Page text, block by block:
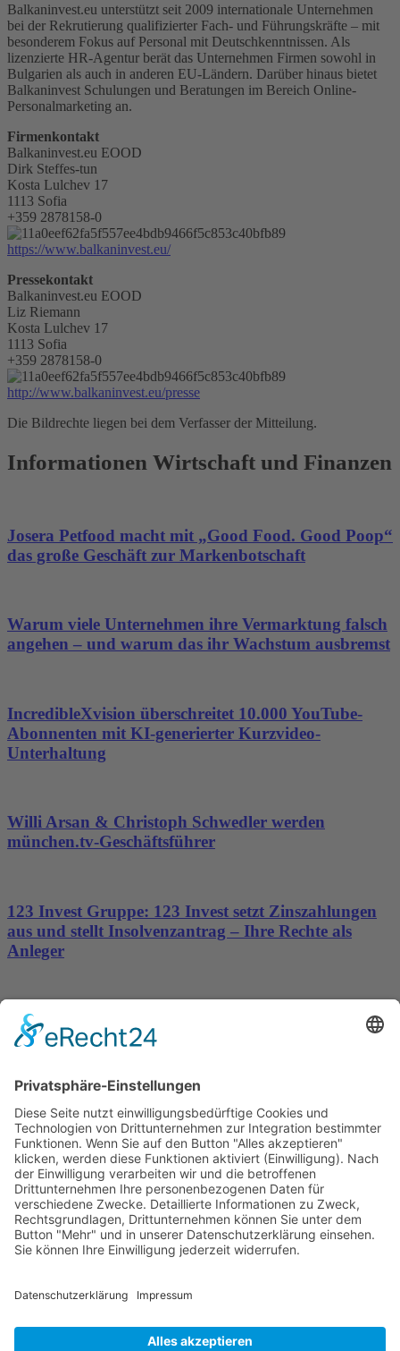
Balkaninvest.eu unterstützt seit 2009 internationale Unternehmen
bei der Rekrutierung qualifizierter Fach- und Führungskräfte – mit
besonderem Fokus auf Personal mit Deutschkenntnissen. Als
lizenzierte HR-Agentur berät das Unternehmen Firmen sowohl in
Bulgarien als auch in anderen EU-Ländern. Darüber hinaus bietet
Balkaninvest Schulungen und Beratungen im Bereich Online-
Personalmarketing an.
Firmenkontakt
Balkaninvest.eu EOOD
Dirk Steffes-tun
Kosta Lulchev 17
1113 Sofia
+359 2878158-0
https://www.balkaninvest.eu/
Pressekontakt
Balkaninvest.eu EOOD
Liz Riemann
Kosta Lulchev 17
1113 Sofia
+359 2878158-0
http://www.balkaninvest.eu/presse
Die Bildrechte liegen bei dem Verfasser der Mitteilung.
Informationen Wirtschaft und Finanzen
Josera Petfood macht mit „Good Food. Good Poop“
das große Geschäft zur Markenbotschaft
Warum viele Unternehmen ihre Vermarktung falsch
angehen – und warum das ihr Wachstum ausbremst
IncredibleXvision überschreitet 10.000 YouTube-
Abonnenten mit KI-generierter Kurzvideo-
Unterhaltung
Willi Arsan & Christoph Schwedler werden
münchen.tv-Geschäftsführer
123 Invest Gruppe: 123 Invest setzt Zinszahlungen
aus und stellt Insolvenzantrag – Ihre Rechte als
Anleger
Dronus sichert sich 15 Millionen Dollar und treibt
den Aufbau autonomer Luftinfrastruktur voran
Wichtiges
Impressum
Datenschutz
Kooperation
Werbung
Presse- und Öffentlichkeitsarbeit
Aktuelles
Themenwelt